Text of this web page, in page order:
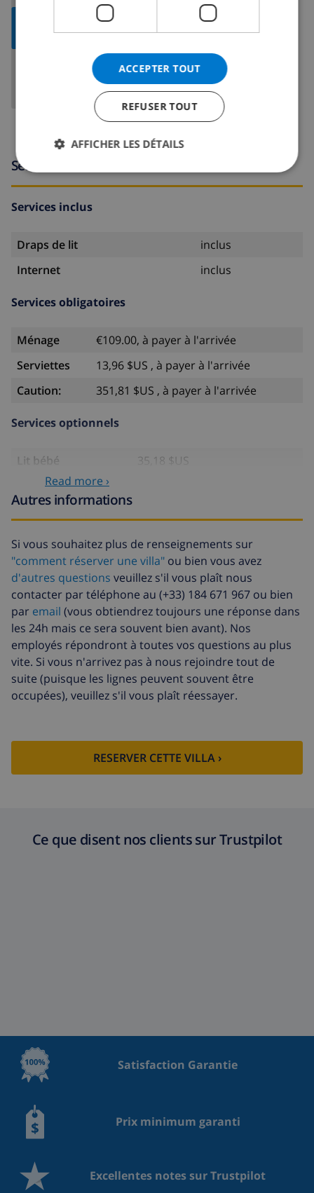
LA CARTE
Services
Services inclus
Draps de lit
inclus
Internet
inclus
Services obligatoires
Ménage
€109.00, à payer à l'arrivée
Serviettes
13,96 $US , à payer à l'arrivée
Caution:
351,81 $US , à payer à l'arrivée
Services optionnels
Lit bébé
35,18 $US
Siège enfant
Fonds d'annulation:
4.80% du montant total
Read more ›
Autres informations
Si vous souhaitez plus de renseignements sur
"comment réserver une villa" ou bien vous avez
d'autres questions veuillez s'il vous plaît nous
contacter par téléphone au (+33) 184 671 967 ou bien
par email (vous obtiendrez toujours une réponse dans
les 24h mais ce sera souvent bien avant). Nos
employés répondront à toutes vos questions au plus
vite. Si vous n'arrivez pas à nous rejoindre tout de
suite (puisque les lignes peuvent souvent être
occupées), veuillez s'il vous plaît réessayer.
RESERVER CETTE VILLA ›
Ce que disent nos clients sur Trustpilot
Satisfaction Garantie
Prix minimum garanti
Excellentes notes sur Trustpilot
ACCEPTER TOUT
REFUSER TOUT
AFFICHER LES DÉTAILS